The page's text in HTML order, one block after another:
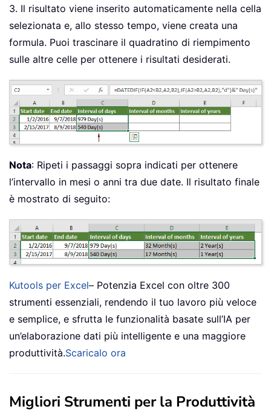
3. Il risultato viene inserito automaticamente nella cella
selezionata e, allo stesso tempo, viene creata una
formula. Puoi trascinare il quadratino di riempimento
sulle altre celle per ottenere i risultati desiderati.
Nota: Ripeti i passaggi sopra indicati per ottenere
l’intervallo in mesi o anni tra due date. Il risultato finale
è mostrato di seguito:
Kutools per Excel– Potenzia Excel con oltre 300
strumenti essenziali, rendendo il tuo lavoro più veloce
e semplice, e sfrutta le funzionalità basate sull’IA per
un’elaborazione dati più intelligente e una maggiore
produttività.Scaricalo ora
Migliori Strumenti per la Produttività